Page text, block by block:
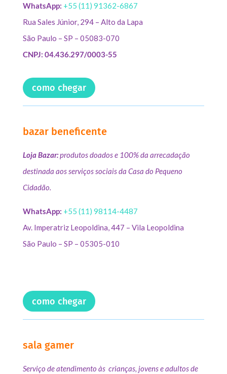
WhatsApp: +55 (11) 91362-6867
Rua Sales Júnior, 294 – Alto da Lapa
São Paulo – SP – 05083-070
CNPJ: 04.436.297/0003-55
como chegar
bazar beneficente
Loja Bazar:produtos doados e 100% da arrecadação
destinada aos serviços sociais da Casa do Pequeno
Cidadão.
WhatsApp: +55 (11) 98114-4487
Av. Imperatriz Leopoldina, 447 – Vila Leopoldina
São Paulo – SP – 05305-010
como chegar
sala gamer
Serviço de atendimento às crianças, jovens e adultos de